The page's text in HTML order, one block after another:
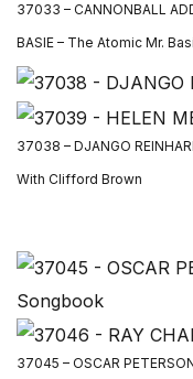
37033 – CANNONBALL
BASIE – The Atomic Mr.
37038 – DJANGO
With Clifford Brown
37045 – OSCAR